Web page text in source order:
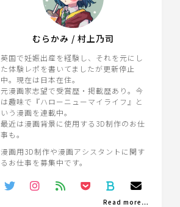
むらかみ / 村上乃司
英国で妊娠出産を経験し、それを元にし
た体験レポを書いてましたが更新停止
中。現在は日本在住。
元漫画家志望で受賞歴・掲載歴あり。今
は趣味で『ハローニューマイライフ』と
いう漫画を連載中。
最近は漫画背景に使用する3D制作のお仕
事も。
漫画用3D制作や漫画アシスタントに関す
るお仕事を募集中です。
Read more…